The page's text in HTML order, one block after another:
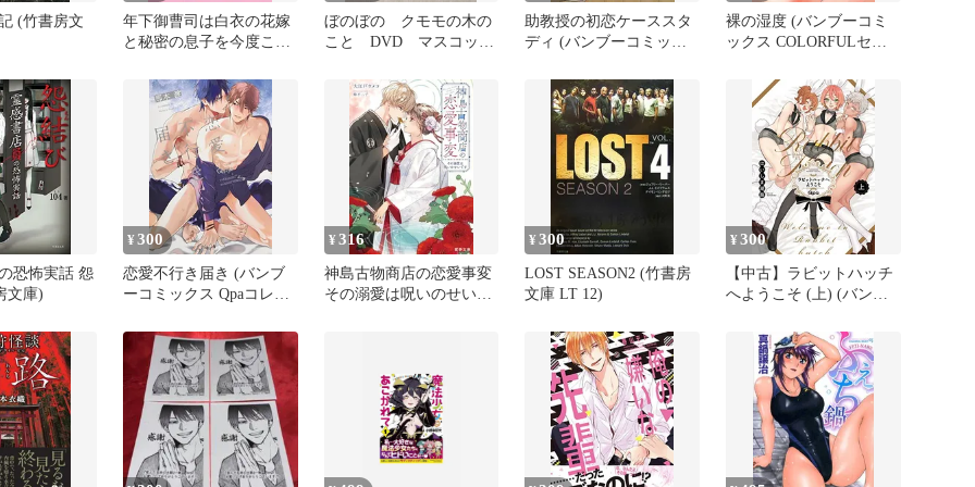
(竹書房文
年下御曹司は白衣の花嫁
と秘密の息子を今度こそ
101)
ぼのぼの クモモの木の
こと DVD マスコット
助教授の初恋ケーススタ
ディ (バンブーコミック
裸の湿度 (バンブーコミ
ックス COLORFULセレ
恐怖実話 怨
文庫)
¥300
恋愛不行き届き (バンブ
ーコミックス Qpaコレク
¥316
神島古物商店の恋愛事変
その溺愛は呪いのせいで
¥300
LOST SEASON2 (竹書房
文庫 LT 12)
¥300
【中古】ラビットハッチ
へようこそ (上) (バンブ